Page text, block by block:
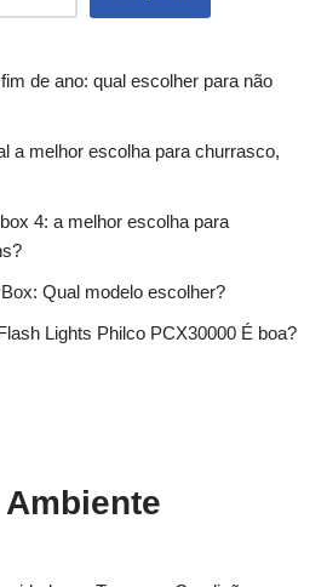
de ano: qual escolher para não
a melhor escolha para churrasco,
4: a melhor escolha para
Qual modelo escolher?
Lights Philco PCX30000 É boa?